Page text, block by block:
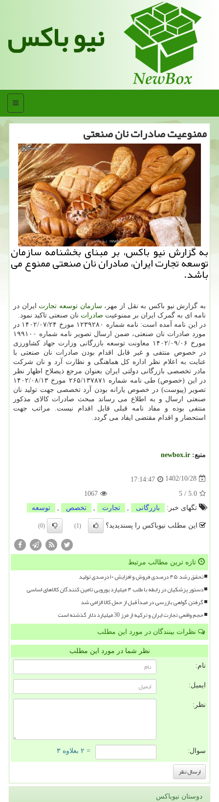
نیو باکس
منو
ممنوعیت صادرات نان صنعتی
به گزارش نیو باکس، بر مبنای بخشنامه سازمان
توسعه تجارت ایران، صادران نان صنعتی ممنوع می
باشد.
به گزارش نیو باکس به نقل از مهر، سازمان توسعه تجارت ایران در
نامه ای به گمرک ایران بر ممنوعیت صادرات نان صنعتی تاکید نمود.
در این نامه آمده است: نامه شماره ۱۲۳۹۲۸۰ مورخ ۱۴۰۲/۰۷/۲۴ در
مورد صادرات نان صنعتی، ضمن ارسال تصویر نامه شماره ۱۹۹۱۰۰
مورخ ۱۴۰۲/۰۹/۰۶ معاونت توسعه بازرگانی وزارت جهاد کشاورزی
در خصوص منتفی و غیر قابل اقدام بودن صادرات نان صنعتی با
عنایت به اعلام نظر اداره کل هماهنگی و نظارت آرد و نان شرکت
مادر تخصصی بازرگانی دولتی ایران بعنوان مرجع ذیصلاح اظهار نظر
در این (خصوص) طی نامه شماره ۲۶۵/۱۳۷۸۷۱ مورخ ۱۴۰۲/۰۸/۱۳
تصویر (پیوست) در خصوص یارانه بودن آرد تخصصی جهت تولید نان
صنعتی ارسال و به اطلاع می رساند مبحث صادرات کالای مذکور
منتفی بوده و مفاد نامه قبلی قابل اقدام نیست. مراتب جهت
استحضار و اقدام مقتضی ایفاد می گردد.
منبع: newbox.ir
1402/10/28
17:14:47
5.0
/
5
1067
تگهای خبر:
بازرگانی تجارت تخصص توسعه
این مطلب نیوباکس را پسندیدید؟ (1)
(0)
تازه ترین مطالب مرتبط
تحقق رشد ۴۵ درصدی فروش و افزایش ۱۰ درصدی تولید
دستور پزشکیان در رابطه با طلب ۴ میلیارد یورویی تامین کنندگان کالاهای اساسی
گرفتن گواهی بازرسی در مبدأ قبل از حمل کالا الزامی شد
حجم واقعی تجارت ایران و ترکیه از مرز 30 میلیارد دلار گذشته است
نظرات بینندگان در مورد این مطلب
نظر شما در مورد این مطلب
نام:
ایمیل:
نظر:
سوال: = ۲ بعلاوه ۳
دوستان نیوباکس